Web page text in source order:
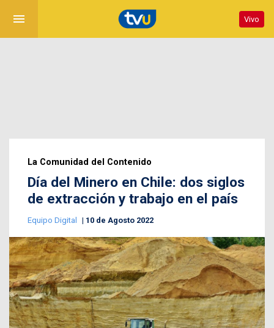
menu Vivo
La Comunidad del Contenido
Día del Minero en Chile: dos siglos
de extracción y trabajo en el país
Equipo Digital 10 de Agosto 2022